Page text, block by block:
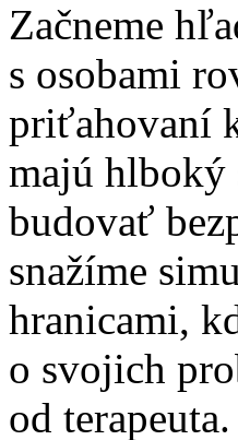
Začneme
s osobami
priťahovaní
majú hlboký
budovať
snažíme
hranicami,
o svojich
od